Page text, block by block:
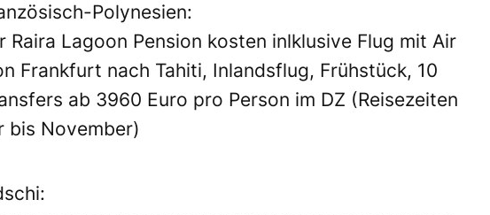
Polynesien:
Raira Lagoon Pension kosten inlklusive Flug mit Air
Frankfurt nach Tahiti, Inlandsflug, Frühstück, 10
ab 3960 Euro pro Person im DZ (Reisezeiten
bis November)